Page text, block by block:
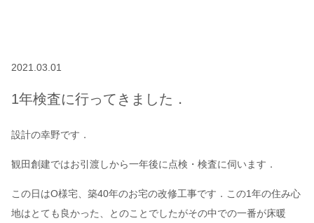
2021.03.01
1年検査に行ってきました．
設計の幸野です．
観田創建ではお引渡しから一年後に点検・検査に伺います．
この日はO様宅、築40年のお宅の改修工事です．この1年の住み心
地はとても良かった、とのことでしたがその中での一番が床暖